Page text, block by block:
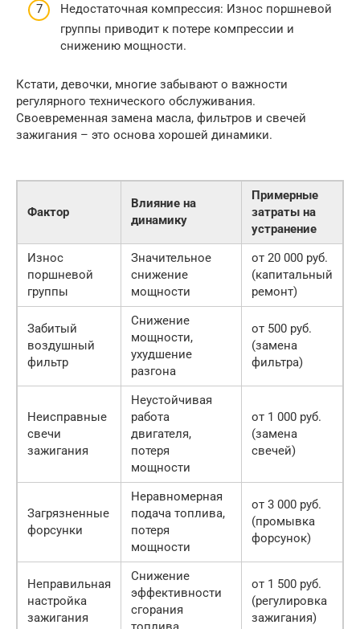
Недостаточная компрессия: Износ поршневой
группы приводит к потере компрессии и
снижению мощности.
Кстати, девочки, многие забывают о важности
регулярного технического обслуживания.
Своевременная замена масла, фильтров и свечей
зажигания – это основа хорошей динамики.
Фактор
Влияние на
динамику
Примерные
затраты на
устранение
Износ
поршневой
группы
Значительное
снижение
мощности
от 20 000 руб.
(капитальный
ремонт)
Забитый
воздушный
фильтр
Снижение
мощности,
ухудшение
разгона
от 500 руб.
(замена
фильтра)
Неисправные
свечи
зажигания
Неустойчивая
работа
двигателя,
потеря
мощности
от 1 000 руб.
(замена
свечей)
Загрязненные
форсунки
Неравномерная
подача топлива,
потеря
мощности
от 3 000 руб.
(промывка
форсунок)
Неправильная
настройка
зажигания
Снижение
эффективности
сгорания
от 1 500 руб.
(регулировка
зажигания)